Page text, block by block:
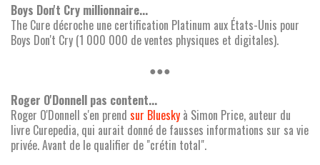
Boys Don't Cry millionnaire...
The Cure décroche une certification Platinum aux États-Unis pour
Boys Don't Cry (1 000 000 de ventes physiques et digitales).
●●●
Roger O'Donnell pas content...
Roger O'Donnell s'en prend sur Bluesky à Simon Price, auteur du
livre Curepedia, qui aurait donné de fausses informations sur sa vie
privée. Avant de le qualifier de "crétin total".